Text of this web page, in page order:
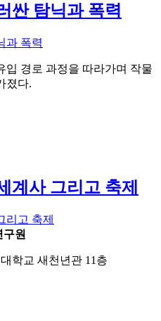
싼 탐닉과 폭력
입 경로 과정을 따라가며 작물
졌다.
계사 그리고 축제
원
학교 새천년관 11층